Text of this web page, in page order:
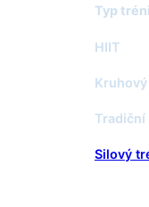
Typ
HIIT
Silový